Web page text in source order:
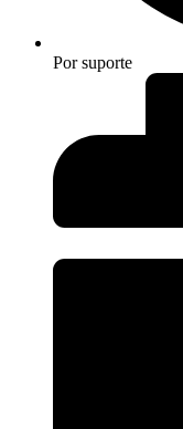
Porsuporte